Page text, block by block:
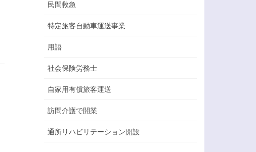
民間救急
特定旅客自動車運送事業
用語
社会保険労務士
自家用有償旅客運送
訪問介護で開業
通所リハビリテーション開設